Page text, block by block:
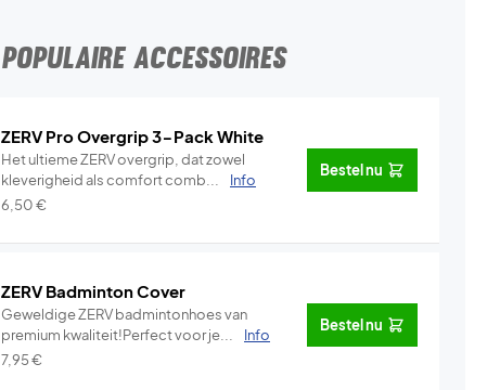
POPULAIRE ACCESSOIRES
ZERV Pro Overgrip 3-Pack White
Het ultieme ZERV overgrip, dat zowel
kleverigheid als comfort comb...
Info
6,50€
Bestel nu
ZERV Badminton Cover
Geweldige ZERV badmintonhoes van
premium kwaliteit!Perfect voor je...
Info
7,95€
Bestel nu